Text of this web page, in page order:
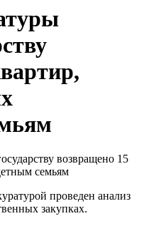
проведен анализ
закупках.